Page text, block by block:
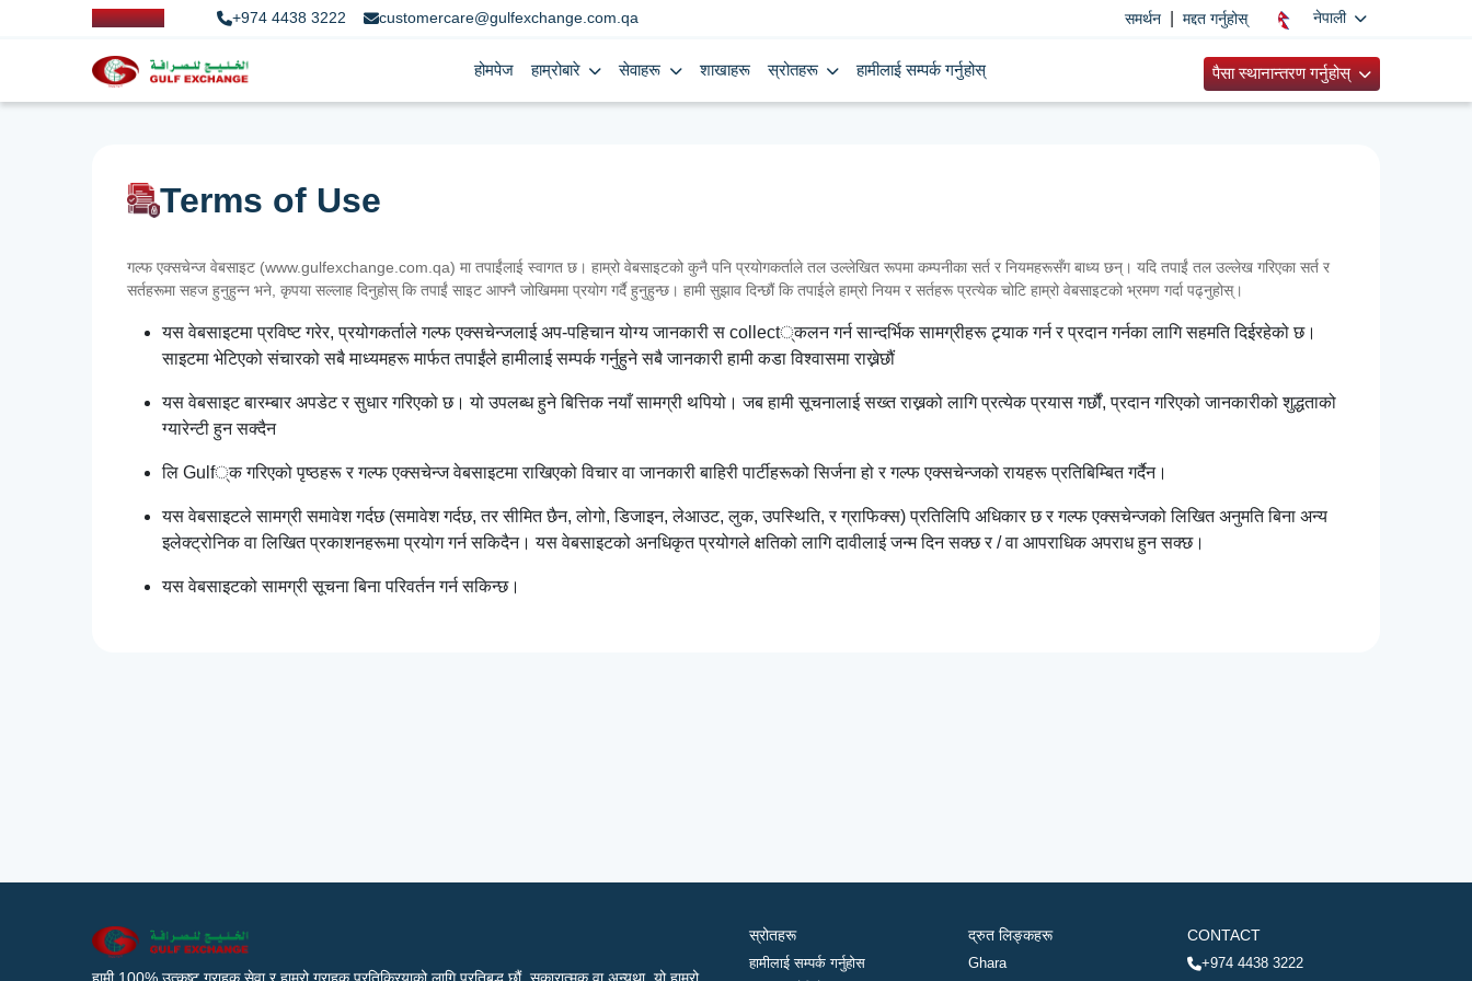
+974 4438 3222 customercare@gulfexchange.com.qa समर्थन मद्दत गर्नुहोस् नेपाली
होमपेज हाम्रोबारे सेवाहरू शाखाहरू स्रोतहरू हामीलाई सम्पर्क गर्नुहोस् पैसा स्थानान्तरण गर्नुहोस्
Terms of Use
गल्फ एक्सचेन्ज वेबसाइट (www.gulfexchange.com.qa) मा तपाईंलाई स्वागत छ। हाम्रो वेबसाइटको कुनै पनि प्रयोगकर्ताले तल उल्लेखित रूपमा कम्पनीका सर्त र नियमहरूसँग बाध्य छन्। यदि तपाईं तल उल्लेख गरिएका सर्त र
सर्तहरूमा सहज हुनुहुन्न भने, कृपया सल्लाह दिनुहोस् कि तपाईं साइट आफ्नै जोखिममा प्रयोग गर्दै हुनुहुन्छ। हामी सुझाव दिन्छौं कि तपाईले हाम्रो नियम र सर्तहरू प्रत्येक चोटि हाम्रो वेबसाइटको भ्रमण गर्दा पढ्नुहोस्।
यस वेबसाइटमा प्रविष्ट गरेर, प्रयोगकर्ताले गल्फ एक्सचेन्जलाई अप-पहिचान योग्य जानकारी स collect्कलन गर्न सान्दर्भिक सामग्रीहरू ट्र्याक गर्न र प्रदान गर्नका लागि सहमति दिईरहेको छ।
साइटमा भेटिएको संचारको सबै माध्यमहरू मार्फत तपाईंले हामीलाई सम्पर्क गर्नुहुने सबै जानकारी हामी कडा विश्वासमा राख्नेछौं
यस वेबसाइट बारम्बार अपडेट र सुधार गरिएको छ। यो उपलब्ध हुने बित्तिक नयाँ सामग्री थपियो। जब हामी सूचनालाई सख्त राख्नको लागि प्रत्येक प्रयास गर्छौं, प्रदान गरिएको जानकारीको शुद्धताको
ग्यारेन्टी हुन सक्दैन
लि Gulf्क गरिएको पृष्ठहरू र गल्फ एक्सचेन्ज वेबसाइटमा राखिएको विचार वा जानकारी बाहिरी पार्टीहरूको सिर्जना हो र गल्फ एक्सचेन्जको रायहरू प्रतिबिम्बित गर्दैन।
यस वेबसाइटले सामग्री समावेश गर्दछ (समावेश गर्दछ, तर सीमित छैन, लोगो, डिजाइन, लेआउट, लुक, उपस्थिति, र ग्राफिक्स) प्रतिलिपि अधिकार छ र गल्फ एक्सचेन्जको लिखित अनुमति बिना अन्य
इलेक्ट्रोनिक वा लिखित प्रकाशनहरूमा प्रयोग गर्न सकिदैन। यस वेबसाइटको अनधिकृत प्रयोगले क्षतिको लागि दावीलाई जन्म दिन सक्छ र / वा आपराधिक अपराध हुन सक्छ।
यस वेबसाइटको सामग्री सूचना बिना परिवर्तन गर्न सकिन्छ।
स्रोतहरू
हामीलाई सम्पर्क गर्नुहोस
द्रुत लिङ्कहरू
Ghara
CONTACT
+974 4438 3222